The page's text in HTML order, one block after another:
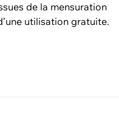
de la mensuration
utilisation gratuite.